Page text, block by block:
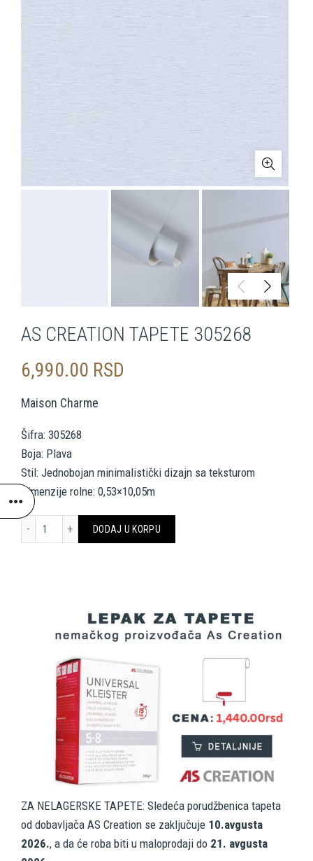
AS CREATION TAPETE 305268
6,990.00 RSD
Maison Charme
Šifra: 305268
Boja: Plava
Stil: Jednobojan minimalistički dizajn sa teksturom
Dimenzije rolne: 0,53×10,05m
DODAJ U KORPU
ZA NELAGERSKE TAPETE: Sledeća porudžbenica tapeta
od dobavljača AS Creation se zaključuje 10.avgusta
2026., a da će roba biti u maloprodaji do 21. avgusta